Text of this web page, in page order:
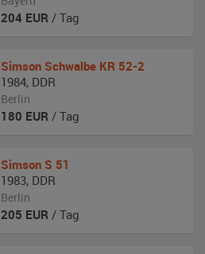
204 EUR / Tag
Simson Schwalbe KR 52-2
1984, DDR
Berlin
180 EUR / Tag
Simson S 51
1983, DDR
Berlin
205 EUR / Tag